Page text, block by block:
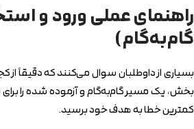
راهنمای عملی ورود و
گام‌به‌گام)
بسیاری از داوطلبان سوال می‌کنند که دقیقاً از
بخش، یک مسیر گام‌به‌گام و آزموده شده را
کمترین خطا به هدف خود برسید.